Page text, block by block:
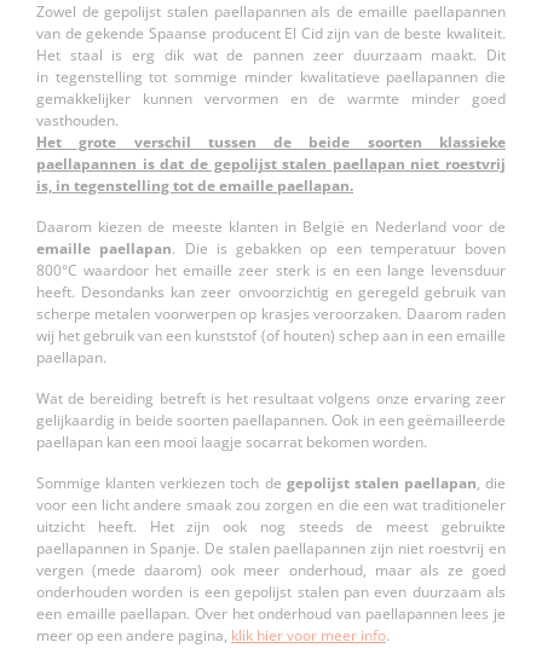
Zowel de gepolijst stalen paellapannen als de emaille paellapannen
van de gekende Spaanse producent El Cid zijn van de beste kwaliteit.
Het staal is erg dik wat de pannen zeer duurzaam maakt. Dit
in tegenstelling tot sommige minder kwalitatieve paellapannen die
gemakkelijker kunnen vervormen en de warmte minder goed
vasthouden.
Het grote verschil tussen de beide soorten klassieke
paellapannen is dat de gepolijst stalen paellapan niet roestvrij
is, in tegenstelling tot de emaille paellapan.
Daarom kiezen de meeste klanten in België en Nederland voor de
emaille paellapan. Die is gebakken op een temperatuur boven
800°C waardoor het emaille zeer sterk is en een lange levensduur
heeft. Desondanks kan zeer onvoorzichtig en geregeld gebruik van
scherpe metalen voorwerpen op krasjes veroorzaken. Daarom raden
wij het gebruik van een kunststof (of houten) schep aan in een emaille
paellapan.
Wat de bereiding betreft is het resultaat volgens onze ervaring zeer
gelijkaardig in beide soorten paellapannen. Ook in een geëmailleerde
paellapan kan een mooi laagje socarrat bekomen worden.
Sommige klanten verkiezen toch de gepolijst stalen paellapan, die
voor een licht andere smaak zou zorgen en die een wat traditioneler
uitzicht heeft. Het zijn ook nog steeds de meest gebruikte
paellapannen in Spanje. De stalen paellapannen zijn niet roestvrij en
vergen (mede daarom) ook meer onderhoud, maar als ze goed
onderhouden worden is een gepolijst stalen pan even duurzaam als
een emaille paellapan. Over het onderhoud van paellapannen lees je
meer op een andere pagina, klik hier voor meer info.